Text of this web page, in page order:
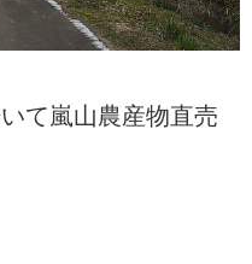
て嵐山農産物直売